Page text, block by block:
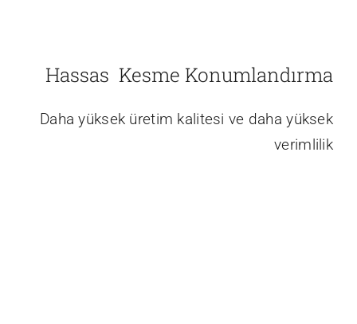
Hassas Kesme Konumlandırma
Daha yüksek üretim kalitesi ve daha yüksek
verimlilik